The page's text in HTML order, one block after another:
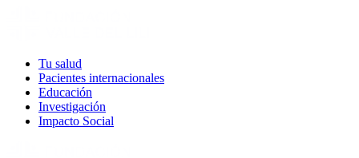
Tu salud
Pacientes internacionales
Educación
Investigación
Impacto Social